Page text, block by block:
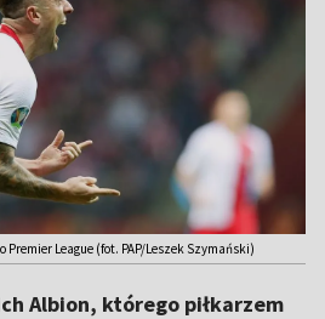
Premier League (fot. PAP/Leszek Szymański)
Albion, którego piłkarzem